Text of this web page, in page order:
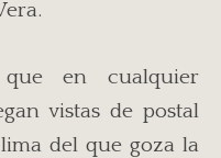
que en cualquier
vistas de postal
del que goza la